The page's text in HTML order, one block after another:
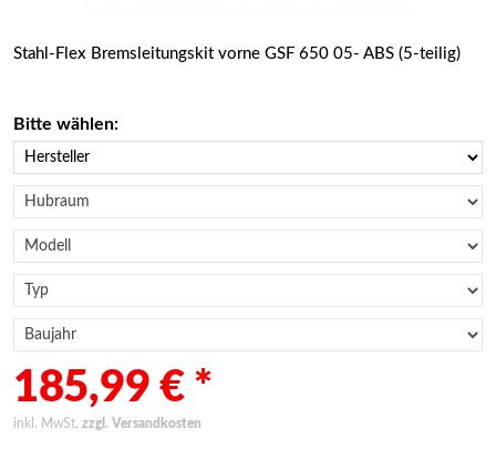
Stahl-Flex Bremsleitungskit vorne GSF 650 05- ABS (5-teilig)
Bitte wählen:
185,99 € *
inkl. MwSt. zzgl. Versandkosten